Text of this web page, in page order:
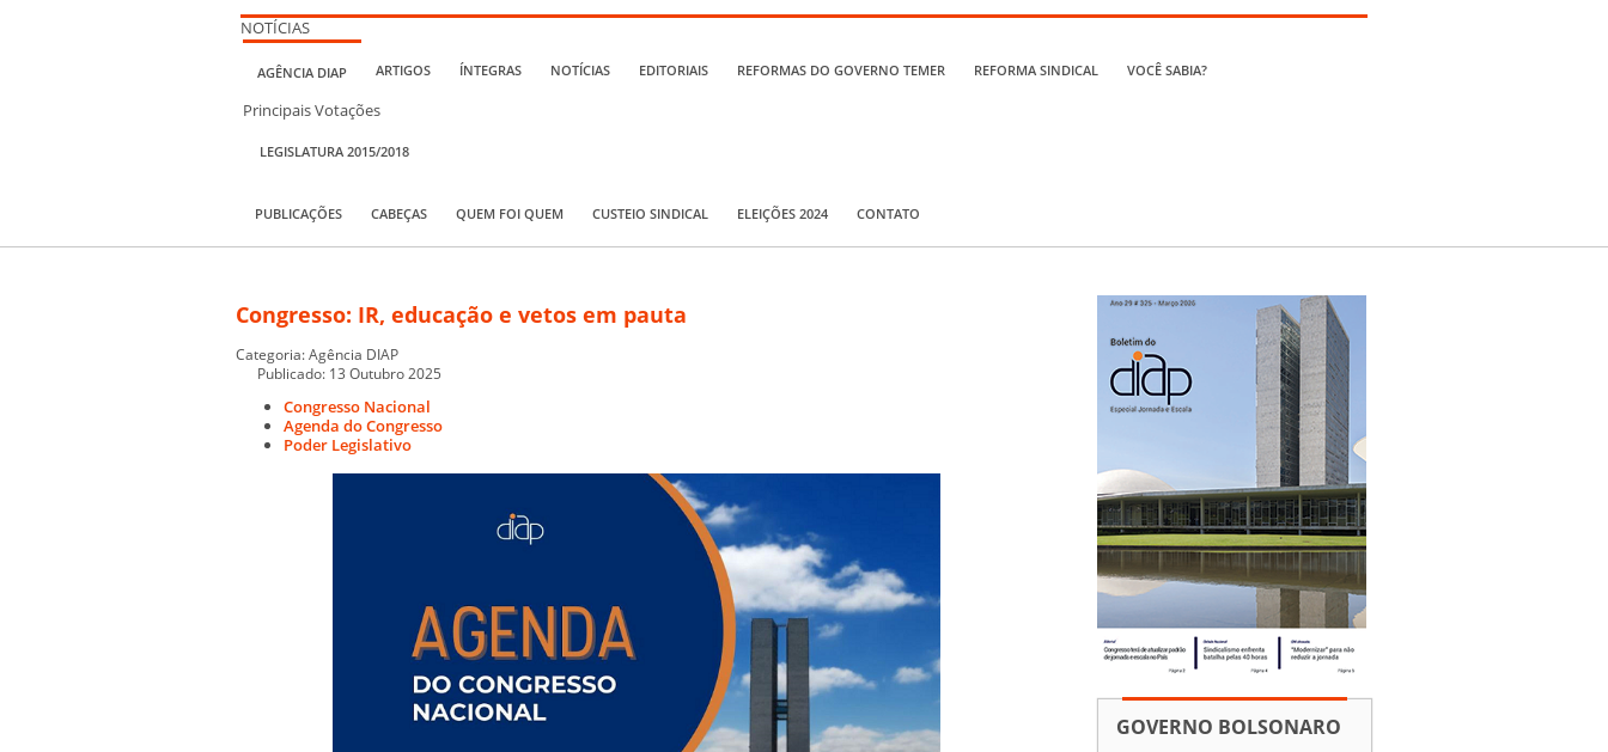
NOTÍCIAS
AGÊNCIA DIAP ARTIGOS ÍNTEGRAS NOTÍCIAS EDITORIAIS REFORMAS DO GOVERNO TEMER REFORMA SINDICAL VOCÊ SABIA?
Principais Votações
LEGISLATURA 2015/2018
PUBLICAÇÕES CABEÇAS QUEM FOI QUEM CUSTEIO SINDICAL ELEIÇÕES 2024 CONTATO
Congresso: IR, educação e vetos em pauta
Categoria:Agência DIAP
Publicado: 13 Outubro 2025
Congresso Nacional
Agenda do Congresso
Poder Legislativo
GOVERNO BOLSONARO